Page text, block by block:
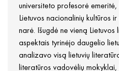
universiteto profesorė
Lietuvos nacionalinių kultūros
narė. Išugdė ne vieną
aspektais tyrinėjo daugelio
analizavo visą lietuvių
literatūros vadovėlių